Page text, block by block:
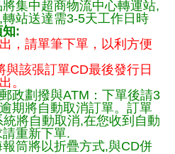
集中超商物流中心轉運站,
站送達需3-5天工作日時
知:
，請單筆下單，以利方便
該張訂單CD最後發行日
。
政劃撥與ATM：下單後請3
期將自動取消訂單。訂單
將自動取消,在您收到自動
重新下單.
筒將以折疊方式,與CD併